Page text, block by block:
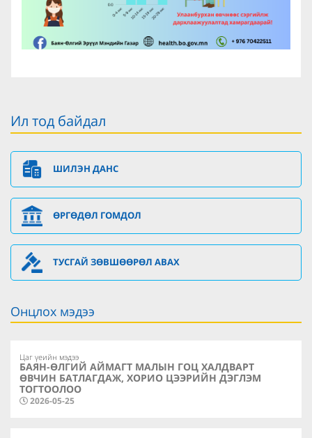
Ил тод байдал
ШИЛЭН ДАНС
ӨРГӨДӨЛ ГОМДОЛ
ТУСГАЙ ЗӨВШӨӨРӨЛ АВАХ
Онцлох мэдээ
Цаг үеийн мэдээ
БАЯН-ӨЛГИЙ АЙМАГТ МАЛЫН ГОЦ ХАЛДВАРТ
ӨВЧИН БАТЛАГДАЖ, ХОРИО ЦЭЭРИЙН ДЭГЛЭМ
ТОГТООЛОО
2026-05-25